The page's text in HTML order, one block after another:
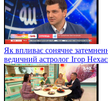
Як впливає сонячне
ведичний астролог Ігор